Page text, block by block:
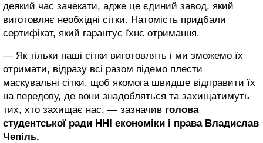
деякий час зачекати, адже це єдиний завод, який
виготовляє необхідні сітки. Натомість придбали
сертифікат, який гарантує їхнє отримання.
— Як тільки наші сітки виготовлять і ми зможемо їх
отримати, відразу всі разом підемо плести
маскувальні сітки, щоб якомога швидше відправити їх
на передову, де вони знадобляться та захищатимуть
тих, хто захищає нас, — зазначив голова
студентської ради ННІ економіки і права Владислав
Чепіль.